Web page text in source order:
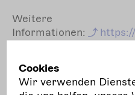
Weitere
Informationen:
Cookies
Wir verwenden